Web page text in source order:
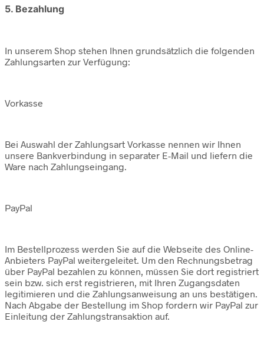
5. Bezahlung
In unserem Shop stehen Ihnen grundsätzlich die folgenden
Zahlungsarten zur Verfügung:
Vorkasse
Bei Auswahl der Zahlungsart Vorkasse nennen wir Ihnen
unsere Bankverbindung in separater E-Mail und liefern die
Ware nach Zahlungseingang.
PayPal
Im Bestellprozess werden Sie auf die Webseite des Online-
Anbieters PayPal weitergeleitet. Um den Rechnungsbetrag
über PayPal bezahlen zu können, müssen Sie dort registriert
sein bzw. sich erst registrieren, mit Ihren Zugangsdaten
legitimieren und die Zahlungsanweisung an uns bestätigen.
Nach Abgabe der Bestellung im Shop fordern wir PayPal zur
Einleitung der Zahlungstransaktion auf.